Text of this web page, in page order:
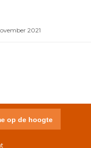
2021
CONTACT